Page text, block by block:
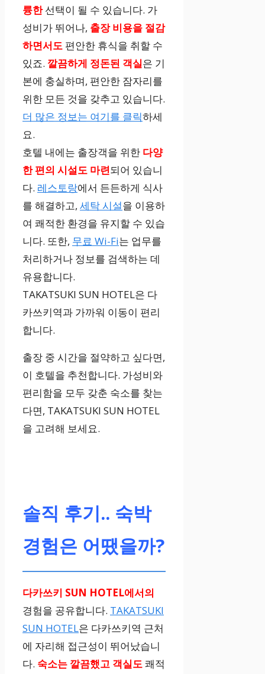
륭한선택이 될 수 있습니다. 가
성비가 뛰어나, 출장 비용을 절감
하면서도 편안한 휴식을 취할 수
있죠. 깔끔하게 정돈된 객실은 기
본에 충실하며, 편안한 잠자리를
위한 모든 것을 갖추고 있습니다.
더 많은 정보는 여기를 클릭하세
요.
호텔 내에는 출장객을 위한 다양
한 편의 시설도 마련되어 있습니
다. 레스토랑에서 든든하게 식사
를 해결하고, 세탁 시설을 이용하
여 쾌적한 환경을 유지할 수 있습
니다. 또한, 무료 Wi-Fi는 업무를
처리하거나 정보를 검색하는 데
유용합니다.
TAKATSUKI SUN HOTEL은 다
카쓰키역과 가까워 이동이 편리
합니다.
출장 중 시간을 절약하고 싶다면,
이 호텔을 추천합니다. 가성비와
편리함을 모두 갖춘 숙소를 찾는
다면, TAKATSUKI SUN HOTEL
을 고려해 보세요.
솔직 후기.. 숙박
경험은 어땠을까?
다카쓰키 SUN HOTEL에서의
경험을 공유합니다. TAKATSUKI
SUN HOTEL은 다카쓰키역 근처
에 자리해 접근성이 뛰어났습니
다. 숙소는 깔끔했고 객실도쾌적